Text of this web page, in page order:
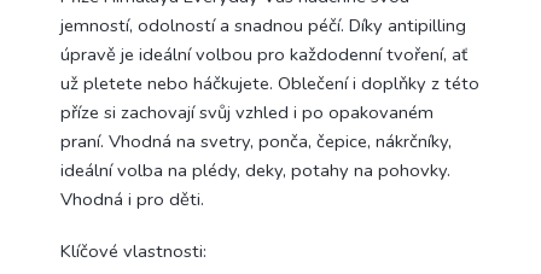
jemností, odolností a snadnou péčí. Díky antipilling
úpravě je ideální volbou pro každodenní tvoření, ať
už pletete nebo háčkujete. Oblečení i doplňky z této
příze si zachovají svůj vzhled i po opakovaném
praní. Vhodná na svetry, ponča, čepice, nákrčníky,
ideální volba na plédy, deky, potahy na pohovky.
Vhodná i pro děti.
Klíčové vlastnosti: